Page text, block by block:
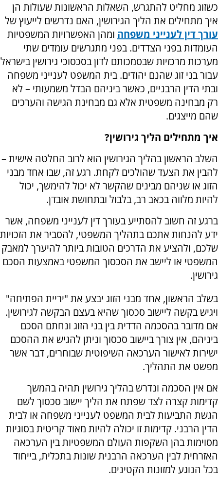
כשזוג מחליט להתגרש, השאלות הראשונות שעולות הן
איך מתחילים את הליך הגירושין, האם נדרשים לייעוץ של
עורך דין לענייני משפחה ומהן האפשרויות המשפטיות
העומדות בפני הצדדים. בפני מתגרשים עומדים שתי
מערכות מרכזיות שבסמכותם לדון בסכסוכי גירושין בישראל
עבור בני זוג שהנם יהודים. בית המשפט לענייני משפחה
ובתי הדין הרבניים, כאשר ביניהם הבדל משמעותי – לא
רק מבחינה משפטית אלא גם מבחינת הגישה והערכים
שהם מייצגים.
איך מתחילים הליך גירושין?
השלב הראשון בהליך הגירושין הוא לרוב החלטה אישית –
להבין את הצעד שהולכים לקחת. רגע זה, שבו אחד מבני
הזוג או שניהם מבינים שהקשר לא יכול להימשך, יכול
להיות מלווה בכאב רב, בלבול ובתחושת אובדן.
ברגע זה חשוב להסתייע בעורך דין לענייני משפחה, אשר
ידע להנחות אתכם בתהליך המשפטי, להסביר את הזכויות
שלכם, ולהציע את הדרכים הטובות ביותר להיערך למאבק
המשפטי או ליישב את הסכסוך המשפטי באמצעות הסכם
גירושין.
בשלב הראשון, אחד מבני הזוג יבצע את "יריית הפתיחה"
ויגיש בקשה ליישוב סכסוך שהיא בעצם הבקשה לגירושין.
אם מדובר בהסכמה הדדית בין בני הזוג ונחתם הסכם
ביניהם, אין צורך ביישוב סכסוך וניתן להגיש את ההסכם
ישירות לאישור הערכאה השיפוטית שבוחרים, דבר אשר
מפשט את התהליך.
אם אין הסכמה ונדרש בהליך גירושין תהיה בהמשך
קדימות קצרה לצד שפתח את הליך יישוב סכסוך לשם
הגשת התביעות לבית המשפט לענייני משפחה או לבית
הדין הרבני. קדימות זו יכולה להיות מאוד קריטית בסוגיות
מסוימות בהן השקפות העולם המשפטיות בין הערכאה
האזרחית לבין הערכאה הרבנית שונות בתכלית, בייחוד
בכל הנוגע למזונות הקטינים.